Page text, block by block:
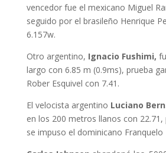
vencedor fue el mexicano Miguel
seguido por el brasileño Henrique
6.157w.
Otro argentino, Ignacio Fushimi,
largo con 6.85 m (0.9ms), prueba
Rober Esquivel con 7.41.
El velocista argentino Luciano
en los 200 metros llanos con 22.71,
se impuso el dominicano Franquelo